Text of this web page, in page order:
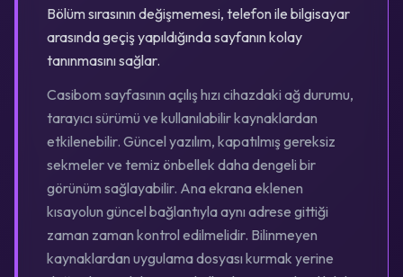
Bölüm sırasının değişmemesi, telefon ile bilgisayar
arasında geçiş yapıldığında sayfanın kolay
tanınmasını sağlar.
Casibom sayfasının açılış hızı cihazdaki ağ durumu,
tarayıcı sürümü ve kullanılabilir kaynaklardan
etkilenebilir. Güncel yazılım, kapatılmış gereksiz
sekmeler ve temiz önbellek daha dengeli bir
görünüm sağlayabilir. Ana ekrana eklenen
kısayolun güncel bağlantıyla aynı adrese gittiği
zaman zaman kontrol edilmelidir. Bilinmeyen
kaynaklardan uygulama dosyası kurmak yerine